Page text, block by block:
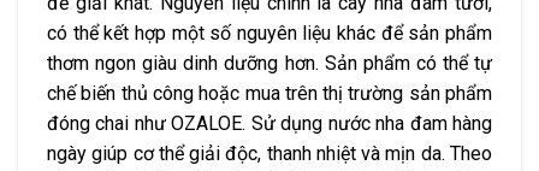
có thể kết hợp một số nguyên liệu khác để sản phẩm
thơm ngon giàu dinh dưỡng hơn. Sản phẩm có thể tự
chế biến thủ công hoặc mua trên thị trường sản phẩm
đóng chai như OZALOE. Sử dụng nước nha đam hàng
ngày giúp cơ thể giải độc, thanh nhiệt và mịn da. Theo